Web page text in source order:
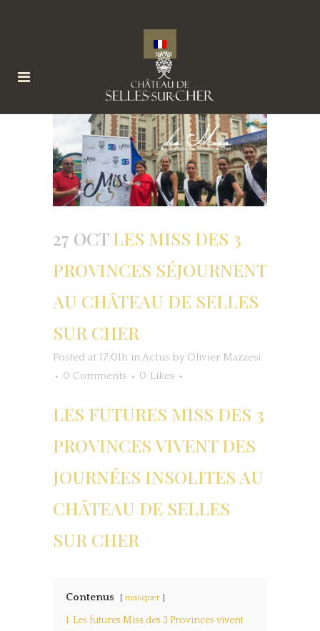
27 OCTLES MISS DES 3
PROVINCES SÉJOURNENT
AU CHÂTEAU DE SELLES
SUR CHER
Posted at 17:01h inActus by Olivier Mazzesi
0 Comments
0 Likes
LES FUTURES MISS DES 3
PROVINCES VIVENT DES
JOURNÉES INSOLITES AU
CHÂTEAU DE SELLES
SUR CHER
Contenus masquer
1 Les futures Miss des 3 Provinces vivent